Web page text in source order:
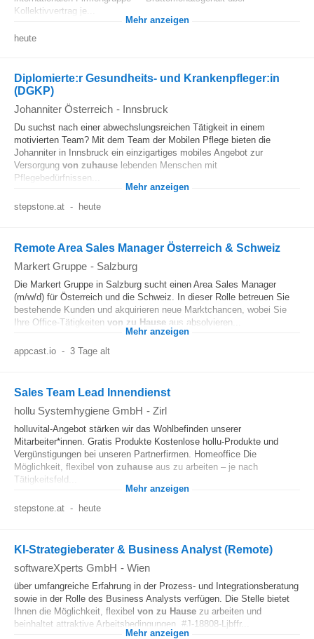
Kollektivvertrag je...
Mehr anzeigen
heute
Diplomierte:r Gesundheits- und Krankenpfleger:in
(DGKP)
Johanniter Österreich - Innsbruck
Du suchst nach einer abwechslungsreichen Tätigkeit in einem
motivierten Team? Mit dem Team der Mobilen Pflege bieten die
Johanniter in Innsbruck ein einzigartiges mobiles Angebot zur
Versorgung von zuhause lebenden Menschen mit
Pflegebedürfnissen...
Mehr anzeigen
stepstone.at - heute
Remote Area Sales Manager Österreich & Schweiz
Markert Gruppe - Salzburg
Die Markert Gruppe in Salzburg sucht einen Area Sales Manager
(m/w/d) für Österreich und die Schweiz. In dieser Rolle betreuen Sie
bestehende Kunden und akquirieren neue Marktchancen, wobei Sie
Ihre Office-Tätigkeiten von zu Hause aus absolvieren...
Mehr anzeigen
appcast.io - 3 Tage alt
Sales Team Lead Innendienst
hollu Systemhygiene GmbH - Zirl
holluvital-Angebot stärken wir das Wohlbefinden unserer
Mitarbeiter*innen. Gratis Produkte Kostenlose hollu-Produkte und
Vergünstigungen bei unseren Partnerfirmen. Homeoffice Die
Möglichkeit, flexibel von zuhause aus zu arbeiten – je nach
Tätigkeitsfeld...
Mehr anzeigen
stepstone.at - heute
KI-Strategieberater & Business Analyst (Remote)
softwareXperts GmbH - Wien
über umfangreiche Erfahrung in der Prozess- und Integrationsberatung
sowie in der Rolle des Business Analysts verfügen. Die Stelle bietet
Ihnen die Möglichkeit, flexibel von zu Hause zu arbeiten und
beinhaltet attraktive Arbeitsbedingungen. #J-18808-Ljbffr...
Mehr anzeigen